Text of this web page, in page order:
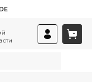
DE